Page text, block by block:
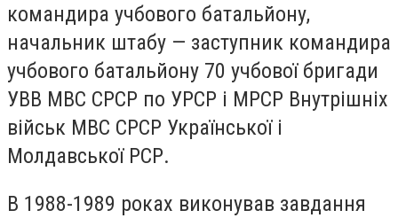
командира учбового батальйону,
начальник штабу — заступник командира
учбового батальйону 70 учбової бригади
УВВ МВС СРСР по УРСР і МРСР Внутрішніх
військ МВС СРСР Української і
Молдавської РСР.
В 1988-1989 роках виконував завдання